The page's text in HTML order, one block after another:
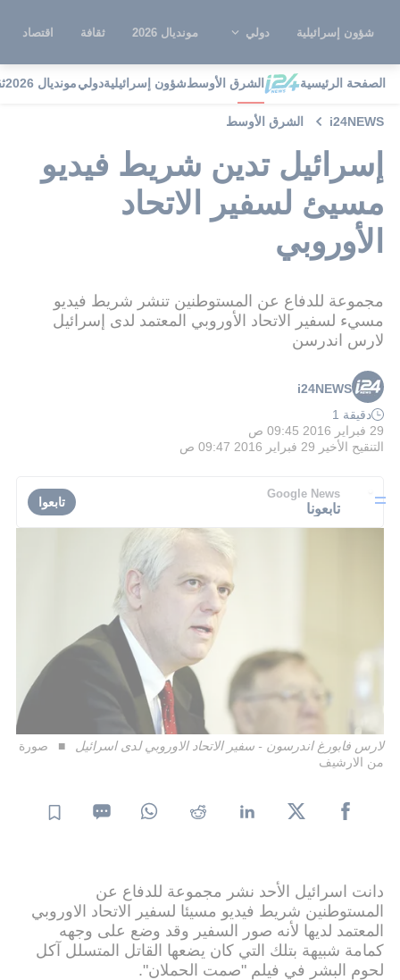
شؤون إسرائيلية دولي مونديال 2026 ثقافة اقتصاد
الصفحة الرئيسية الشرق الأوسطشؤون إسرائيليةدوليمونديال 2026
i24NEWS الشرق الأوسط
إسرائيل تدين شريط فيديو
مسيئ لسفير الاتحاد
الأوروبي
مجموعة للدفاع عن المستوطنين تنشر شريط فيديو
مسيء لسفير الاتحاد الأوروبي المعتمد لدى إسرائيل
لارس اندرسن
i24NEWS
دقيقة 1
29 فبراير 2016 09:45 ص
التنقيح الأخير 29 فبراير 2016 09:47 ص
Google News
تابعونا تابعوا
لارس فابورغ اندرسون - سفير الاتحاد الاوروبي لدى اسرائيل
صورة
من الارشيف
دانت اسرائيل الأحد نشر مجموعة للدفاع عن
المستوطنين شريط فيديو مسيئا لسفير الاتحاد الاوروبي
المعتمد لديها لأنه صور السفير وقد وضع على وجهه
كمامة شبيهة بتلك التي كان يضعها القاتل المتسلل آكل
لحوم البشر في فيلم "صمت الحملان".